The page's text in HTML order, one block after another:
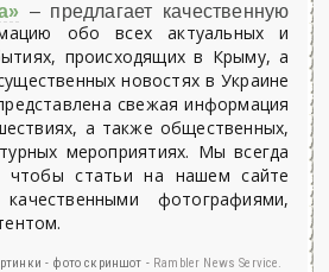
– предлагает качественную
обо всех актуальных и
происходящих в Крыму, а
новостях в Украине
свежая информация
а также общественных,
мероприятиях. Мы всегда
статьи на нашем сайте
фотографиями,
- фото скриншот - Rambler News Service.